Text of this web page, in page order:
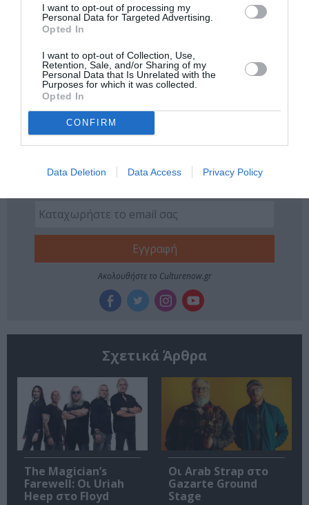
I want to opt-out of processing my
Personal Data for Targeted Advertising.
Opted In
I want to opt-out of Collection, Use,
Retention, Sale, and/or Sharing of my
Personal Data that Is Unrelated with the
Purposes for which it was collected.
Opted In
CONFIRM
Data Deletion Data Access Privacy Policy
Νέοι Διαγωνισμοί❯
Tags
ERGON ENSEMBLE
ΚΛΑΣΙΚΗ - ΟΠΕΡΑ
ΜΑΡΚΕΛΛΟΣ ΧΡΥΣΙΚΟΠΟΥΛΟΣ
ΣΥΝΑΥΛΙΕΣ 2025
Newsletter
Κάθε βδομάδα στο e-mail σας τα τελευταία νέα για
Ακολουθήστε το Culturenow.gr
Σχετικά Άρθρα
The Magician’s
Farewell: Οι Uriah
Heep στο Floyd
Οι Arab Strap στο
Gazarte Ground
Stage